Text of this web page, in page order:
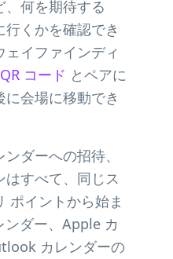
何を期待する
くかを確認でき
イファインディ
コード とペアに
に会場に移動でき
ダーへの招待、
すべて、同じス
ポイントから始ま
ンダー、Apple カ
カレンダーの